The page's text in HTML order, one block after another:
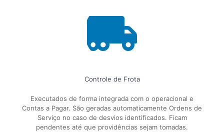
Controle de Frota
Executados de forma integrada com o operacional e
Contas a Pagar. São geradas automaticamente Ordens de
Serviço no caso de desvios identificados. Ficam
pendentes até que providências sejam tomadas.